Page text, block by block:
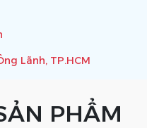
Lãnh, TP.HCM
PHẨM